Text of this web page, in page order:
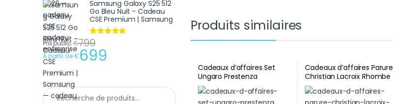
Produits similaires
Cadeaux d’affaires Set
Ungaro Prestenza
Cadeaux d’affaires Parure
Christian Lacroix Rhombe
Samsung Galaxy S25 512
Go Bleu Nuit - Cadeau
CSE Premium | Samsung
Note
sur 5
Prix public €799
A partir de €699
Recherche pour :